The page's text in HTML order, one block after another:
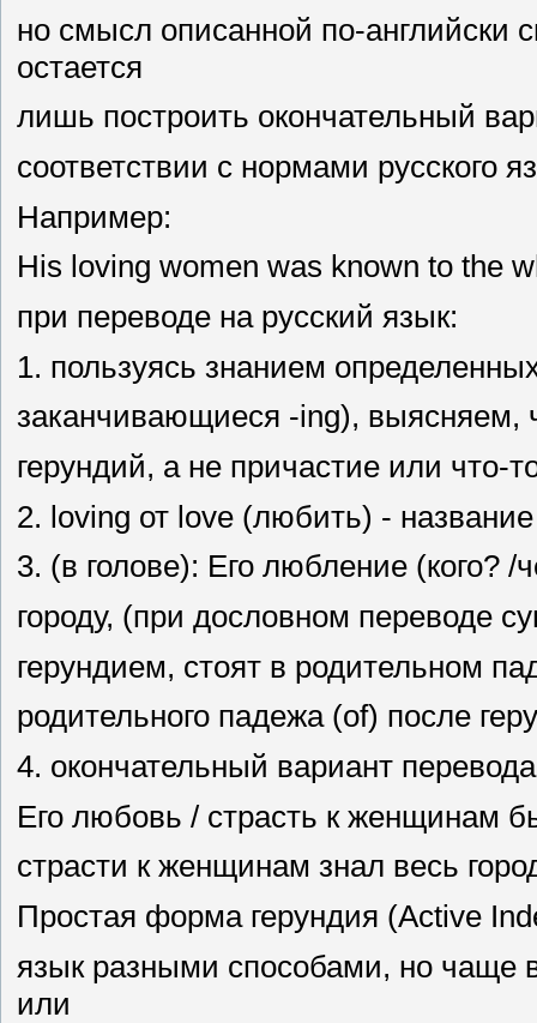
но смысл описанной по-английски
остается
лишь построить окончательный
соответствии с нормами русского
Например:
His loving women was known to the
при переводе на русский язык:
1. пользуясь знанием
заканчивающиеся -ing), выясняем,
герундий, а не причастие или что-
2. loving от love (любить) -
3. (в голове): Его любление (кого?
городу, (при дословном переводе
герундием, стоят в родительном
родительного падежа (of) после
4. окончательный вариант
Его любовь / страсть к женщинам
страсти к женщинам знал весь
Простая форма герундия (Active
язык разными способами, но чаще
или